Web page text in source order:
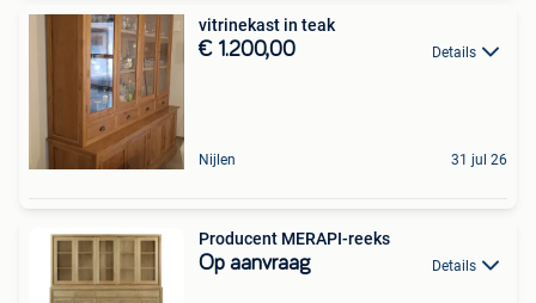
vitrinekast in teak
€ 1.200,00 Details
Nijlen 31 jul 26
Producent MERAPI-reeks
Op aanvraag Details